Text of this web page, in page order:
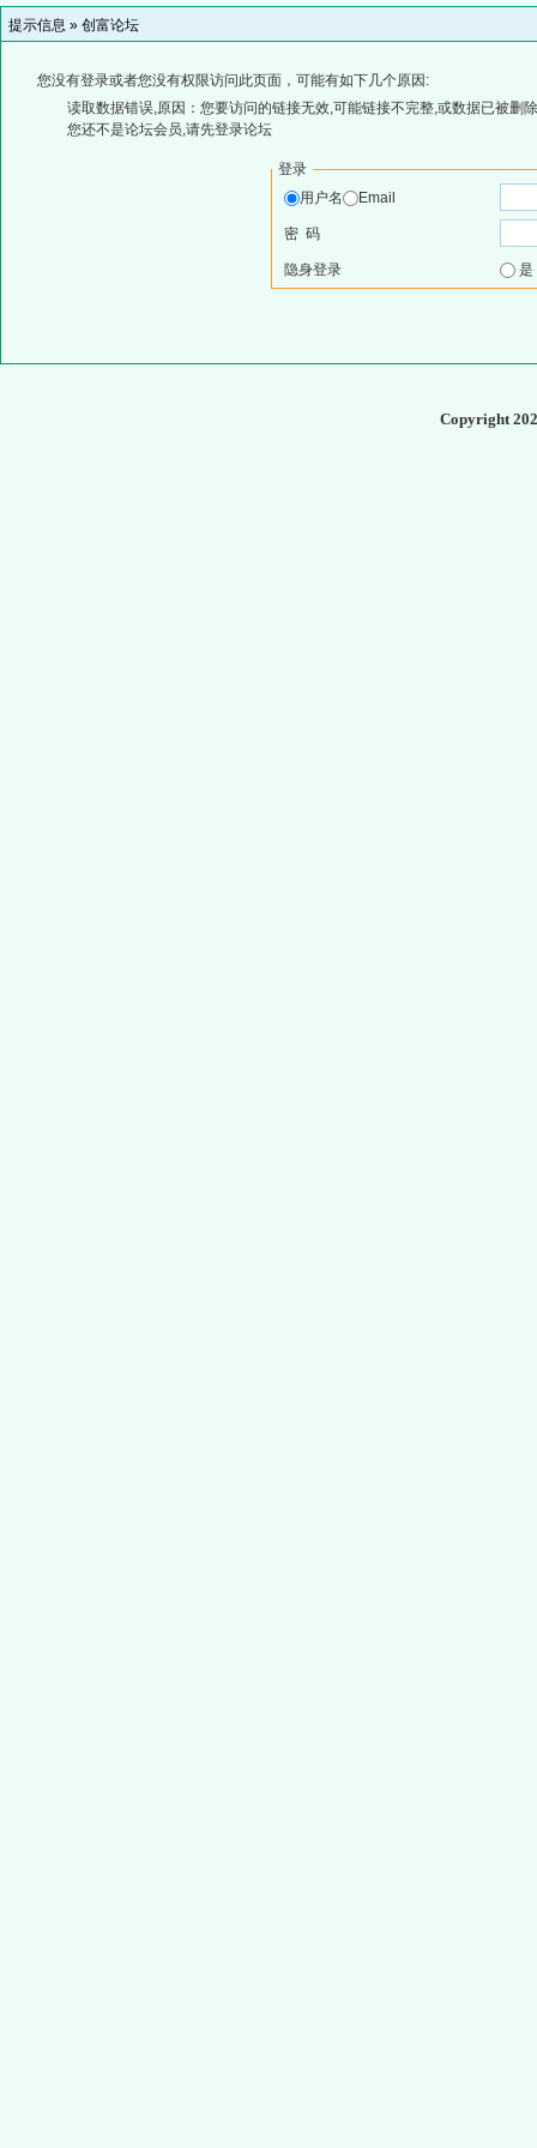
提示信息 » 创富论坛
您没有登录或者您没有权限访问此页面，可能有如下几个原因:
读取数据错误,原因：您要访问的链接无效,可能链接不完整,或数据已被删
您还不是论坛会员,请先登录论坛
登录
用户名
Email
密 码
隐身登录
Copyright